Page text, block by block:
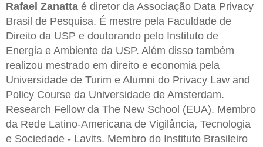
Rafael Zanatta é diretor da Associação Data Privacy
Brasil de Pesquisa. É mestre pela Faculdade de
Direito da USP e doutorando pelo Instituto de
Energia e Ambiente da USP. Além disso também
realizou mestrado em direito e economia pela
Universidade de Turim e Alumni do Privacy Law and
Policy Course da Universidade de Amsterdam.
Research Fellow da The New School (EUA). Membro
da Rede Latino-Americana de Vigilância, Tecnologia
e Sociedade - Lavits. Membro do Instituto Brasileiro